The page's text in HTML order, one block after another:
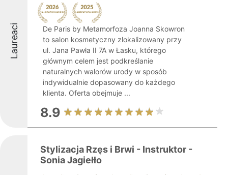
Laureaci
De Paris by Metamorfoza Joanna Skowron
to salon kosmetyczny zlokalizowany przy
ul. Jana Pawła II 7A w Łasku, którego
głównym celem jest podkreślanie
naturalnych walorów urody w sposób
indywidualnie dopasowany do każdego
klienta. Oferta obejmuje ...
8.9
Stylizacja Rzęs i Brwi - Instruktor -
Sonia Jagiełło